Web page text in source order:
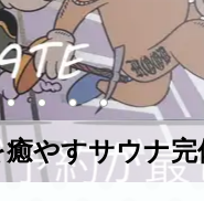
やすサウナ完